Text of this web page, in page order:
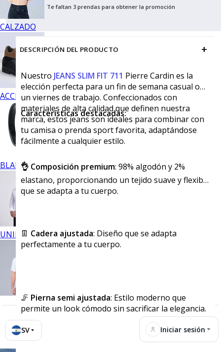
CALZADO
ACCESORIOS
BLANCOS
UNIFORMES
SV Iniciar sesión
Te faltan 3 prendas para obtener la promoción
DESCRIPCIÓN DEL PRODUCTO +
Nuestro JEANS SLIM FIT 711 Pierre Cardin es la
elección perfecta para un fin de semana casual o
un viernes de trabajo. Confeccionados con
materiales de alta calidad que definen nuestra
marca, estos jeans son ideales para combinar con
tu camisa o prenda sport favorita, adaptándose
fácilmente a cualquier estilo.
Características destacadas:
👌 Composición premium: 98% algodón y 2%
elastano, proporcionando un tejido suave y flexible
que se adapta a tu cuerpo.
👖 Cadera ajustada: Diseño que se adapta
perfectamente a tu cuerpo.
🦵 Pierna semi ajustada: Estilo moderno que
permite un look cómodo sin sacrificar la elegancia.